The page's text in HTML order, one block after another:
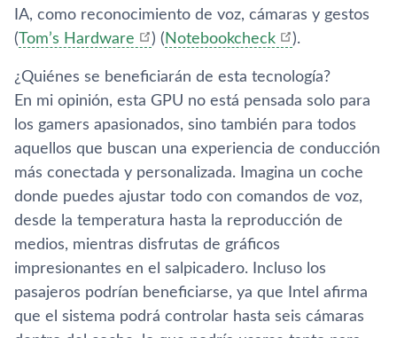
IA, como reconocimiento de voz, cámaras y gestos​
(Tom’s Hardware ) ( Notebookcheck ).
¿Quiénes se beneficiarán de esta tecnología?
En mi opinión, esta GPU no está pensada solo para
los gamers apasionados, sino también para todos
aquellos que buscan una experiencia de conducción
más conectada y personalizada. Imagina un coche
donde puedes ajustar todo con comandos de voz,
desde la temperatura hasta la reproducción de
medios, mientras disfrutas de gráficos
impresionantes en el salpicadero. Incluso los
pasajeros podrían beneficiarse, ya que Intel afirma
que el sistema podrá controlar hasta seis cámaras